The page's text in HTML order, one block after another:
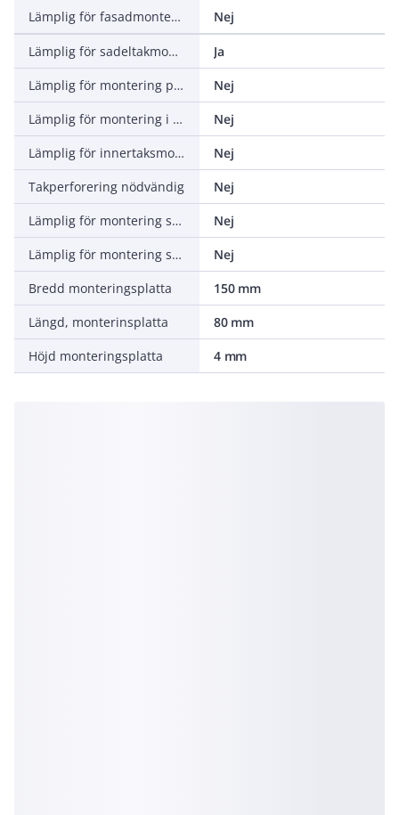
Lämplig för fasadmontering
Nej
Lämplig för sadeltakmontering
Ja
Lämplig för montering på platta tak
Nej
Lämplig för montering i öppen terräng
Nej
Lämplig för innertaksmontering
Nej
Takperforering nödvändig
Nej
Lämplig för montering som fasadelement
Nej
Lämplig för montering som överhäng/solskydd
Nej
Bredd monteringsplatta
150 mm
Längd, monterinsplatta
80 mm
Höjd monteringsplatta
4 mm